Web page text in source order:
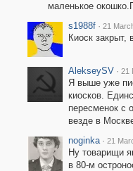
маленькое
s1988f · 21
Киоск
AlekseySV · 21
Я выше уже
киосков.
пересменок с
везде в
noginka · 21
Ну товарищи
в 80-м